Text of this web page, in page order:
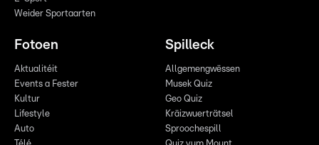
Weider Sportaarten
Fotoen
Aktualitéit
Events a Fester
Kultur
Lifestyle
Auto
Spilleck
Allgemengwëssen
Musek Quiz
Geo Quiz
Kräizwuerträtsel
Sproochespill